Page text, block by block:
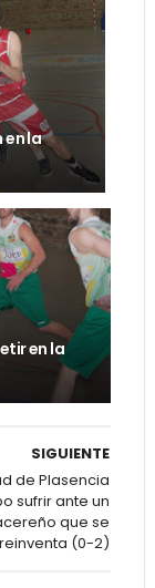
en la
en la
SIGUIENTE
de Plasencia
sufrir ante un
que se
reinventa (0-2)